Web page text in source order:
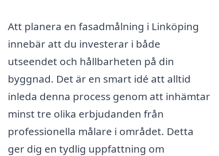
Att planera en fasadmålning i Linköping
innebär att du investerar i både
utseendet och hållbarheten på din
byggnad. Det är en smart idé att alltid
inleda denna process genom att inhämtar
minst tre olika erbjudanden från
professionella målare i området. Detta
ger dig en tydlig uppfattning om